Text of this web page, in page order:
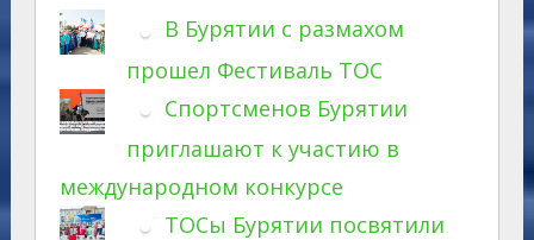
В Бурятии с размахом
прошел Фестиваль ТОС
Спортсменов Бурятии
приглашают к участию в
международном конкурсе
ТОСы Бурятии посвятили